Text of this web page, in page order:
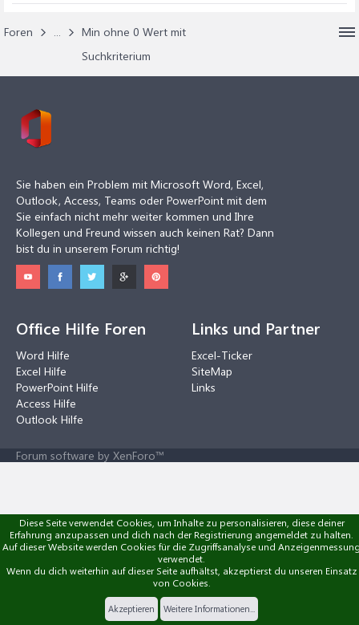
Foren ...
Min ohne 0 Wert mit
Suchkriterium
Sie haben ein Problem mit Microsoft Word, Excel,
Outlook, Access, Teams oder PowerPoint mit dem
Sie einfach nicht mehr weiter kommen und Ihre
Kollegen und Freund wissen auch keinen Rat? Dann
bist du in unserem Forum richtig!
Office Hilfe Foren
Word Hilfe
Excel Hilfe
PowerPoint Hilfe
Access Hilfe
Outlook Hilfe
Links und Partner
Excel-Ticker
SiteMap
Links
Forum software by XenForo™
Diese Seite verwendet Cookies, um Inhalte zu personalisieren, diese deiner
Erfahrung anzupassen und dich nach der Registrierung angemeldet zu halten.
Auf dieser Website werden Cookies für die Zugriffsanalyse und
verwendet.
Wenn du dich weiterhin auf dieser Seite aufhältst, akzeptierst du unseren Einsatz
von Cookies.
Akzeptieren Weitere Informationen...